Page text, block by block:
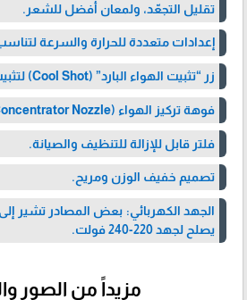
تقليل التجعّد، ولمعان أفضل للشعر.
إعدادات متعددة للحرارة والسرعة
زر “تثبيت الهواء البارد” (Cool Shot) لتثبيت التسريحة.
فوهة تركيز الهواء (Concentrator Nozzle) مرفقة لتصفيف أدق.
فلتر قابل للإزالة للتنظيف والصيانة.
تصميم خفيف الوزن ومريح.
الجهد الكهربائي: بعض المصادر تشير
يصلح لجهد 220-240 فولت.
مزيداً من الصور